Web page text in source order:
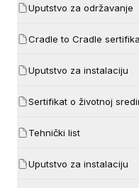
Uputstvo za održavanje
Cradle to Cradle
Uputstvo za instalaciju
Sertifikat o životnoj
Tehnički list
Uputstvo za instalaciju